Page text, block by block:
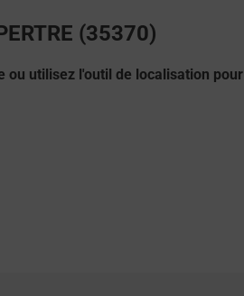
(35370)
ou utilisez l'outil de localisation pour